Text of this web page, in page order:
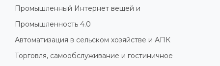
Промышленный Интернет вещей и
Промышленность 4.0
Автоматизация в сельском хозяйстве и АПК
Торговля, самообслуживание и гостиничное